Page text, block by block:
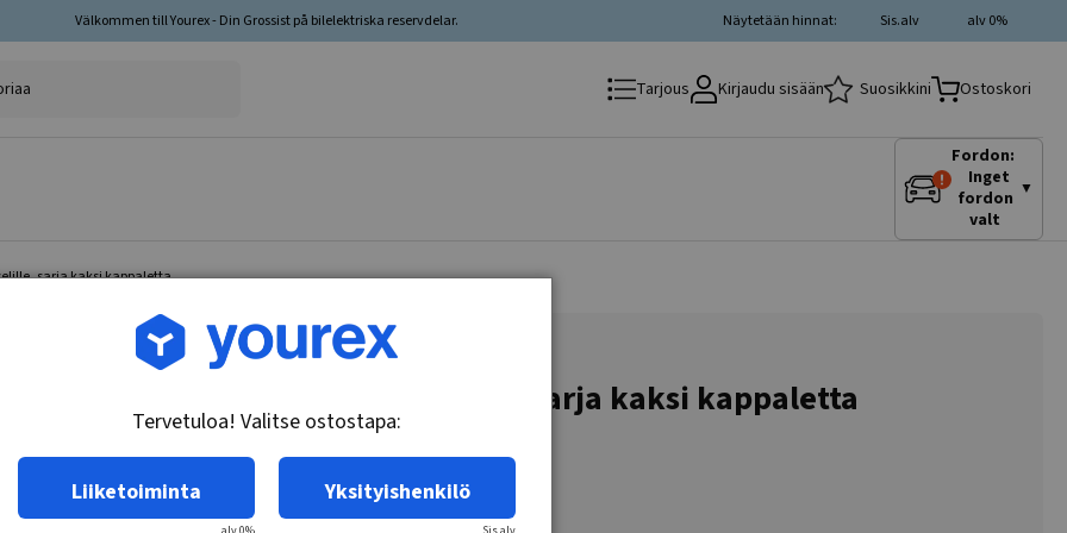
Välkommen till Yourex - Din Grossist på bilelektriska reservdelar. alv 0%
Sis.alv
Näytetään hinnat:
Tarjous Kirjaudu sisään Suosikkini Ostoskori
Fordon:
Inget
fordon
valt
▼
sarja kaksi kappaletta
Tuotenro.: 35-202-3077
Jarrulevy taka-akselille, sarja kaksi kappaletta
Tervetuloa! Valitse ostostapa:
Liiketoiminta Yksityishenkilö